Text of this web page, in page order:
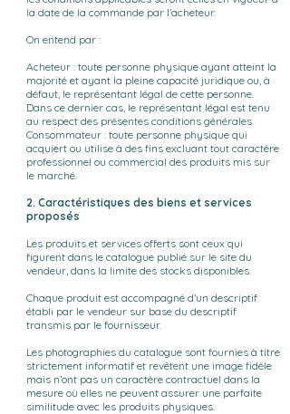
la date de la commande par l’acheteur.
On entend par :
Acheteur : toute personne physique ayant atteint la
majorité et ayant la pleine capacité juridique ou, à
défaut, le représentant légal de cette personne.
Dans ce dernier cas, le représentant légal est tenu
au respect des présentes conditions générales.
Consommateur : toute personne physique qui
acquiert ou utilise à des fins excluant tout caractère
professionnel ou commercial des produits mis sur
le marché.
2. Caractéristiques des biens et services
proposés
Les produits et services offerts sont ceux qui
figurent dans le catalogue publié sur le site du
vendeur, dans la limite des stocks disponibles.
Chaque produit est accompagné d’un descriptif
établi par le vendeur sur base du descriptif
transmis par le fournisseur.
Les photographies du catalogue sont fournies à titre
strictement informatif et revêtent une image fidèle
mais n’ont pas un caractère contractuel dans la
mesure où elles ne peuvent assurer une parfaite
similitude avec les produits physiques.